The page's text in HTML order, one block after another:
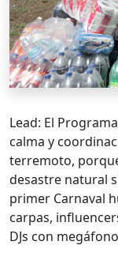
Lead: El
calma y
terremoto,
desastre natural
primer Carnaval
carpas,
DJs con